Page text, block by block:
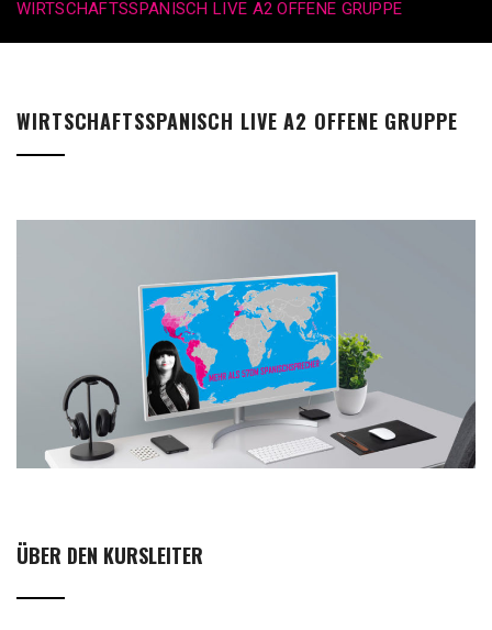
WIRTSCHAFTSSPANISCH LIVE A2 OFFENE GRUPPE
WIRTSCHAFTSSPANISCH LIVE A2 OFFENE GRUPPE
ÜBER DEN KURSLEITER